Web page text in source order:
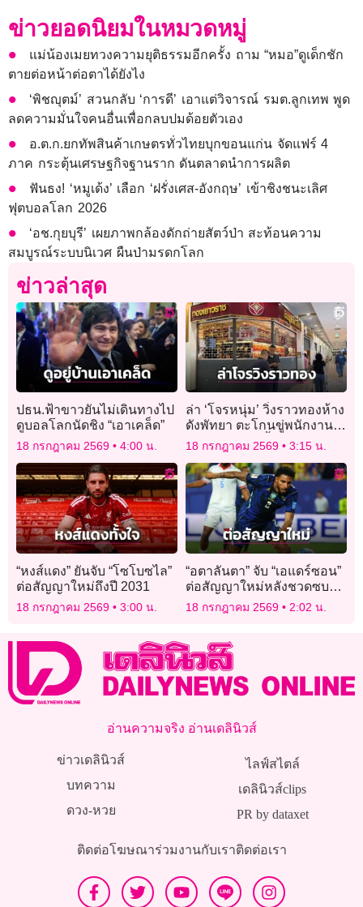
ข่าวยอดนิยมในหมวดหมู่
แม่น้องเมยทวงความยุติธรรมอีกครั้ง ถาม “หมอ”ดูเด็กชัก
ตายต่อหน้าต่อตาได้ยังไง
‘พิชญุตม์’ สวนกลับ ‘การดี’ เอาแต่วิจารณ์ รมต.ลูกเทพ พูด
ลดความมั่นใจคนอื่นเพื่อกลบปมด้อยตัวเอง
อ.ต.ก.ยกทัพสินค้าเกษตรทั่วไทยบุกขอนแก่น จัดแฟร์ 4
ภาค กระตุ้นเศรษฐกิจฐานราก ดันตลาดนำการผลิต
ฟันธง! ‘หมูเด้ง’ เลือก ‘ฝรั่งเศส-อังกฤษ’ เข้าชิงชนะเลิศ
ฟุตบอลโลก 2026
‘อช.กุยบุรี’ เผยภาพกล้องดักถ่ายสัตว์ป่า สะท้อนความ
สมบูรณ์ระบบนิเวศ ผืนป่ามรดกโลก
ข่าวล่าสุด
ปธน.ฟ้าขาวยันไม่เดินทางไป
ดูบอลโลกนัดชิง “เอาเคล็ด”
18 กรกฎาคม 2569 4:00 น.
ล่า ‘โจรหนุ่ม’ วิ่งราวทองห้าง
ดังพัทยา ตะโกนขู่พนักงาน
ทำเพราะติดหนี้พนันบอล
18 กรกฎาคม 2569 3:15 น.
“หงส์แดง” ยันจับ “โซโบซไล”
ต่อสัญญาใหม่ถึงปี 2031
18 กรกฎาคม 2569 3:00 น.
“อตาลันตา” จับ “เอแดร์ซอน”
ต่อสัญญาใหม่หลังชวดซบผี
แดง
18 กรกฎาคม 2569 2:02 น.
อ่านความจริง อ่านเดลินิวส์
ข่าวเดลินิวส์
บทความ
ดวง-หวย
ไลฟ์สไตล์
เดลินิวส์clips
PR by dataxet
ติดต่อโฆษณาร่วมงานกับเราติดต่อเรา